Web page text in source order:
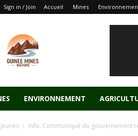
Sign in / Join Accueil Mines
ENVIRONNEMENT
Info: Communiqué du gouvernement